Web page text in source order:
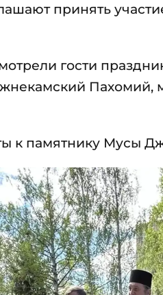
принять
гости
Пахомий,
к памятнику Мусы